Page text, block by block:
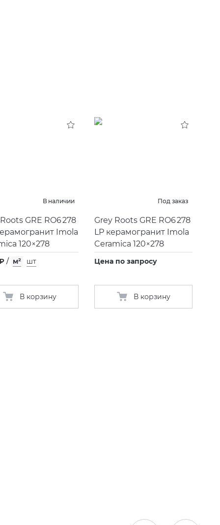
В наличии
GRE RO6 278
Imola
120×278
/ м² шт
В корзину
Под заказ
Grey Roots GRE RO6 278
LP керамогранит Imola
Ceramica 120×278
Цена по запросу
В корзину